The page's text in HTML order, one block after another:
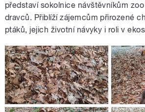
představí sokolnice návštěvníkům
dravců. Přiblíží zájemcům přirozené
ptáků, jejich životní návyky i roli v